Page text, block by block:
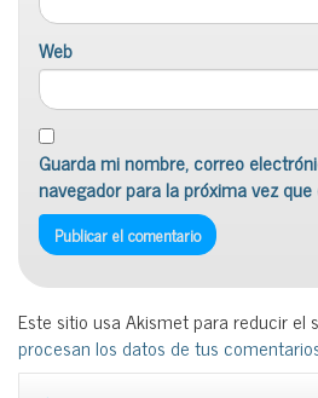
Web
Guarda mi nombre, correo
navegador para la próxima vez
Este sitio usa Akismet para reducir el
procesan los datos de tus